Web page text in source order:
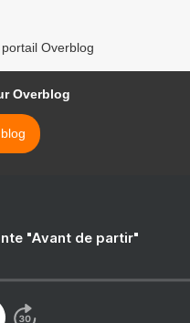
Overblog
Overblog
"Avant de partir"